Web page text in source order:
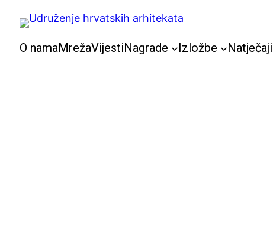
Skoči
sadržaja
O namaMrežaVijestiNagrade Izložbe Natječaji